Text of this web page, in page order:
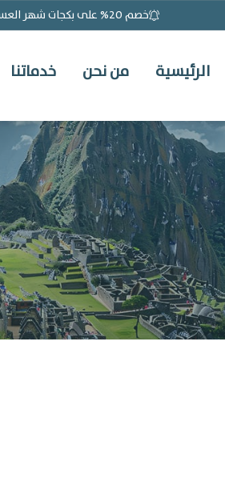
خصم 20% على بكجات شهر العسل
الرئيسية من نحن خدماتنا